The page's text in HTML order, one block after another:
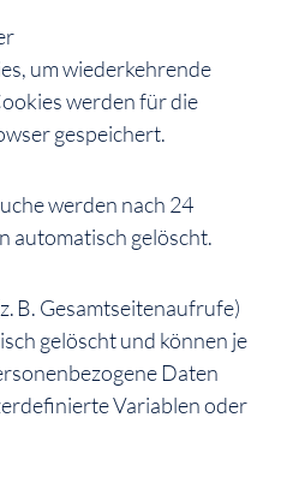
um wiederkehrende
werden für die
gespeichert.
werden nach 24
automatisch gelöscht.
B. Gesamtseitenaufrufe)
gelöscht und können je
Daten
Variablen oder